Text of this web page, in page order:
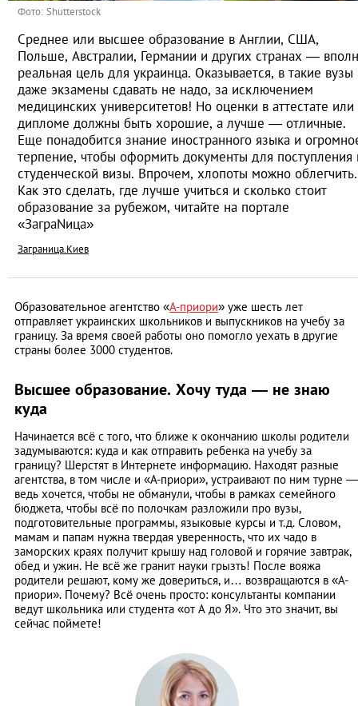
Фото: Shutterstock
Среднее или высшее образование в Англии, США,
Польше, Австралии, Германии и других странах —
реальная цель для украинца. Оказывается, в такие вузы
даже экзамены сдавать не надо, за исключением
медицинских университетов! Но оценки в аттестате или
дипломе должны быть хорошие, а лучше — отличные.
Еще понадобится знание иностранного языка и
терпение, чтобы оформить документы для поступления
студенческой визы. Впрочем, хлопоты можно облегчить.
Как это сделать, где лучше учиться и сколько стоит
образование за рубежом, читайте на портале
«ЗаграNица»
Заграница.Киев
Образовательное агентство «А-приори» уже шесть лет
отправляет украинских школьников и выпускников на учебу за
границу. За время своей работы оно помогло уехать в другие
страны более 3000 студентов.
Высшее образование. Хочу туда — не знаю
куда
Начинается всё с того, что ближе к окончанию школы родители
задумываются: куда и как отправить ребенка на учебу за
границу? Шерстят в Интернете информацию. Находят разные
агентства, в том числе и «А-приори», устраивают по ним турне —
ведь хочется, чтобы не обманули, чтобы в рамках семейного
бюджета, чтобы всё по полочкам разложили про вузы,
подготовительные программы, языковые курсы и т.д. Словом,
мамам и папам нужна твердая уверенность, что их чадо в
заморских краях получит крышу над головой и горячие завтрак,
обед и ужин. Не всё же гранит науки грызть! После вояжа
родители решают, кому же довериться, и… возвращаются в «А-
приори». Почему? Всё очень просто: консультанты компании
ведут школьника или студента «от А до Я». Что это значит, вы
сейчас поймете!